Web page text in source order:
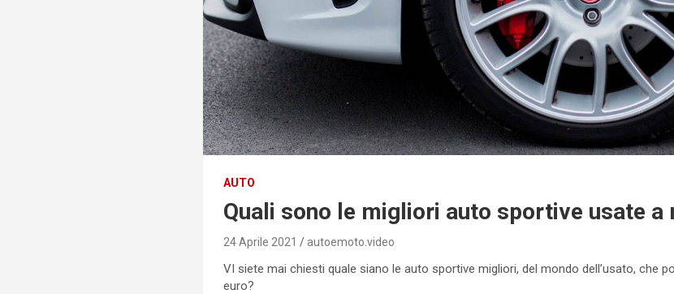
AUTO
Quali sono le migliori auto sportive usate a
24 Aprile 2021 autoemoto.video
VI siete mai chiesti quale siano le auto sportive migliori, del mondo dell’usato, che
euro?